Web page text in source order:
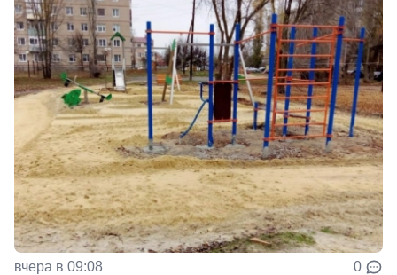
вчера в 09:08 0